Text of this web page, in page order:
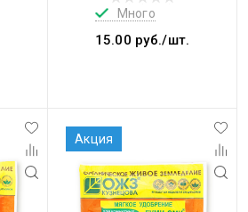
Много
15.00 руб./шт.
Акция